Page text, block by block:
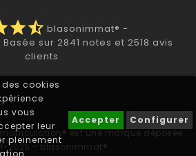
cookies
vous
leur
pleinement
Accepter Configurer
starstar_half blasonimmat® -
Basée sur 2841 notes et 2518 avis
clients
est une marque déposée.
2026 - blasonimmat®